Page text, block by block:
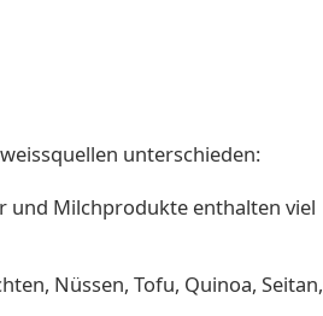
unterschieden:
und Milchprodukte enthalten viel
Nüssen, Tofu, Quinoa, Seitan,